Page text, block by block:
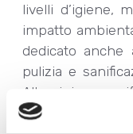
livelli d’igiene,
impatto
dedicato anche
pulizia e
Allegrini e